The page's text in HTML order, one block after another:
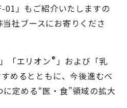
01」もご紹介いたしますの
社ブースにお寄りくださ
「エリオン® 」および「乳
めるとともに、今後進むべ
定める“医・食”領域の拡大